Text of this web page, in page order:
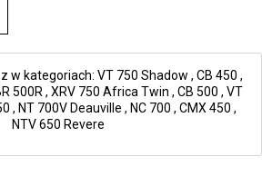
w kategoriach: VT 750 Shadow , CB 450 ,
500R , XRV 750 Africa Twin , CB 500 , VT
, NT 700V Deauville , NC 700 , CMX 450 ,
NTV 650 Revere